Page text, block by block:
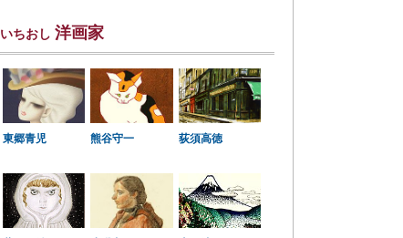
いちおし 洋画家
東郷青児 熊谷守一 荻須高徳